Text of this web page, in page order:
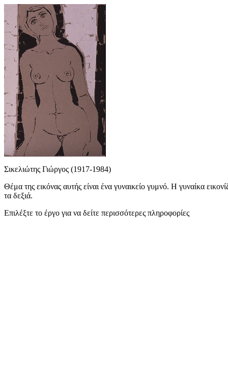
Σικελιώτης Γιώργος (1917-1984)
Θέμα της εικόνας αυτής είναι ένα γυναικείο γυμνό. H γυναίκα
τα δεξιά.
Επιλέξτε το έργο για να δείτε περισσότερες πληροφορίες